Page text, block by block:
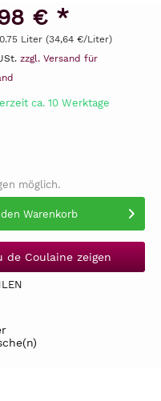
€ *
0.75 Liter (34,64 €/Liter)
zzgl. Versand für
ca. 10 Werktage
möglich.
Warenkorb
de Coulaine zeigen